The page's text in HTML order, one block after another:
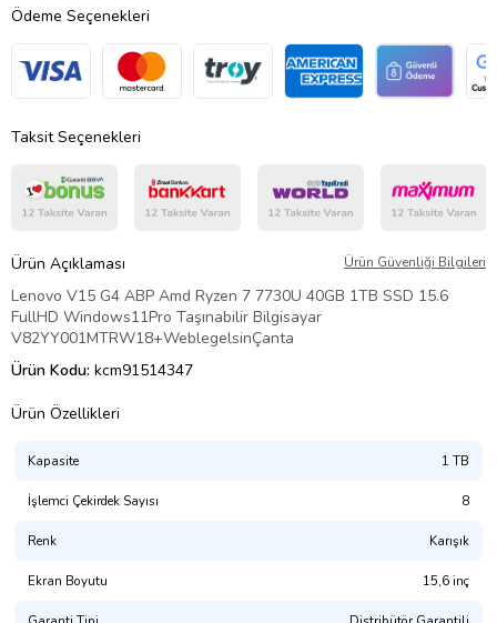
Ödeme Seçenekleri
Taksit Seçenekleri
Ürün Açıklaması Ürün Güvenliği Bilgileri
Lenovo V15 G4 ABP Amd Ryzen 7 7730U 40GB 1TB SSD 15.6
FullHD Windows11Pro Taşınabilir Bilgisayar
V82YY001MTRW18+WeblegelsinÇanta
Ürün Kodu: kcm91514347
Ürün Özellikleri
Kapasite 1 TB
İşlemci Çekirdek Sayısı 8
Renk Karışık
Ekran Boyutu 15,6 inç